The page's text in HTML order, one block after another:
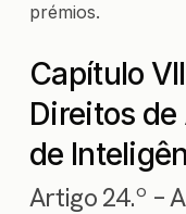
prémios.
Capítulo
Direitos
de
Artigo 24.º –